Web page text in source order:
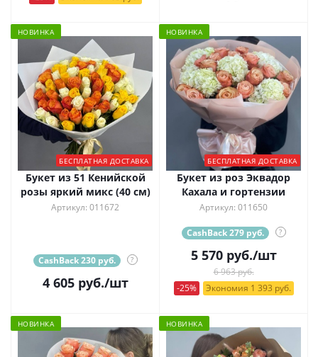
НОВИНКА
БЕСПЛАТНАЯ ДОСТАВКА
Букет из 51 Кенийской
розы яркий микс (40 см)
Артикул: 011672
CashBack 230 руб. ?
4 605руб./шт
НОВИНКА
БЕСПЛАТНАЯ ДОСТАВКА
Букет из роз Эквадор
Кахала и гортензии
Артикул: 011650
CashBack 279 руб. ?
5 570руб./шт
6 963 руб.
-25%
Экономия 1 393 руб.
НОВИНКА НОВИНКА